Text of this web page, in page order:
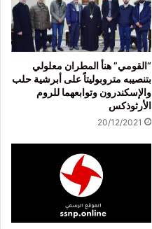
“القومي” هنأ المطران معلولي
بتنصيبه متروبوليتاً على أبرشية حلب
والإسكندرون وتوابعهما للروم
الأرثوذكس
20/12/2021